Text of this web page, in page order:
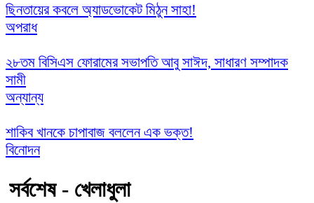
ছিনতায়ের কবলে অ্যাডভোকেট মিঠুন সাহা!
অপরাধ
২৮তম বিসিএস ফোরামের সভাপতি আবু সাঈদ, সাধারণ সম্পাদক
সামী
অন্যান্য
শাকিব খানকে চাপাবাজ বললেন এক ভক্ত!
বিনোদন
সর্বশেষ - খেলাধুলা